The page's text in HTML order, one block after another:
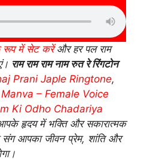
रूप में सेट करेंऔर हर पल राम
राम राम राम नाम रुत रे रिंगटोन
Prani Japle Ringtone,
– Female Voice
Ki Odho Chadariya
हृदय में भक्ति और सकारात्मक
आपका जीवन प्रेम, शांति और